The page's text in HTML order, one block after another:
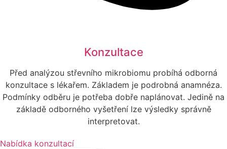
Konzultace​
Před analýzou střevního mikrobiomu probíhá odborná
konzultace s lékařem. Základem je podrobná anamnéza.
Podmínky odběru je potřeba dobře naplánovat. Jedině na
základě odborného vyšetření lze výsledky správně
interpretovat.
Nabídka konzultací